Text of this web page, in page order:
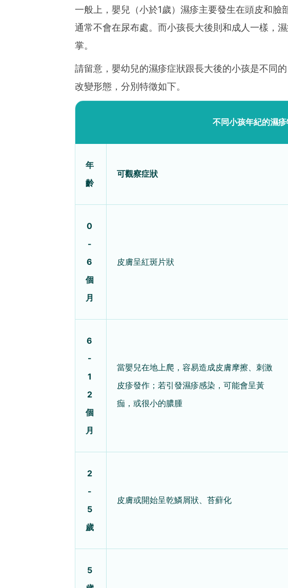
一般上，嬰兒（小於1歲）濕疹主要發生在頭皮和臉
通常不會在尿布處。而小孩長大後則和成人一樣，
掌。
請留意，嬰幼兒的濕疹症狀跟長大後的小孩是不同
改變形態，分別特徵如下。
不同小孩年紀的濕
年
齡
可觀察症狀
0
-
6
個
月
皮膚呈紅斑片狀
6
-
1
2
個
月
當嬰兒在地上爬，容易造成皮膚摩擦、刺激
皮疹發作；若引發濕疹感染，可能會呈黃
痂，或很小的膿腫
2
-
5
歲
皮膚或開始呈乾鱗屑狀、苔蘚化
5